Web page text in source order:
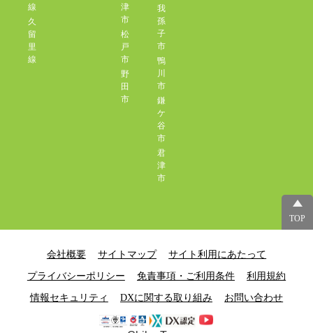
線
久
留
里
線
津
市
松
戸
市
野
田
市
我
孫
子
市
鴨
川
市
鎌
ケ
谷
市
君
津
市
TOP
会社概要 サイトマップ サイト利用にあたって
プライバシーポリシー 免責事項・ご利用条件 利用規約
情報セキュリティ DXに関する取り組み お問い合わせ